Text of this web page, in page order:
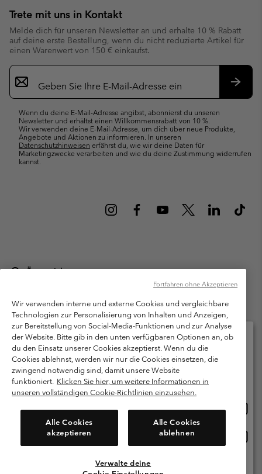
Trete mit uns in Kontakt
Melde dich für unseren Newsletter an und erhalte 10 % Rabatt
auf deine erste Bestellung, wenn du nicht reduzierte Artikel für
einen Warenwert von 150 € einkaufst.
Newsletter-
Anmeldung
Wenn du deine E-Mail-Adresse angibst, abonnierst du unseren
Newsletter und erhältst einen Willkommensrabatt von 10 %.
Wir verwenden deine E-Mail-Adresse, um dich über neue Produkte,
Angebote und Aktionen zu informieren. In unseren
Datenschutzhinweisen erfährst du, wie wir deine Daten für
Marketingzwecke verarbeiten und wie du deine Zustimmung widerrufen
kannst.
Österreich
Columbia Sportswear Austria GmbH. Moosfeldstraße 1, 5101
Bergheim, Salzburg Österreich. Alle Rechte vorbehalten.
Nutzungsbedingungen
Allgemeine Verkaufsbedingungen
Garantie
Datenschutzerklärung
Bestimmungen und Bedingungen des Mitglieder Programms
Nutzungsbedingungen Für Nutzergenerierte Inhalte
Cookies
Kundenservice: Mo- Fr. 9:00 - 13:00 & 14:00- 18:00 Uhr
(+)43720880525
Wir verwenden interne und externe Cookies und vergleichbare
Technologien zur Personalisierung von Inhalten und Anzeigen,
zur Bereitstellung von Social-Media-Funktionen und zur Analyse
der Website. Bitte gib in den unten verfügbaren Optionen an, ob
du den Einsatz unserer Cookies akzeptierst. Wenn du die
Cookies ablehnst, werden wir nur die Cookies einsetzen, die
zwingend notwendig sind, damit unsere Website
funktioniert. Klicken Sie hier, um weitere Informationen in
unseren vollständigen Cookie-Richtlinien einzusehen.
Alle Cookies
akzeptieren
Alle Cookies
ablehnen
Verwalte deine
Fortfahren ohne Akzeptieren
Bitte wählen Sie Ihr Lieferland und Ihre Sprache
Online-Einkauf verfügbar
Österreich
Alle Länder Anzeigen